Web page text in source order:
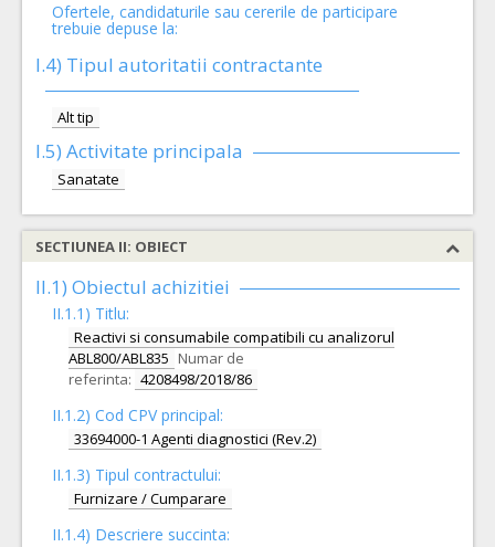
Ofertele, candidaturile sau cererile de participare
trebuie depuse la:
I.4) Tipul autoritatii contractante
Alt tip
I.5) Activitate principala
Sanatate
SECTIUNEA II: OBIECT
II.1) Obiectul achizitiei
II.1.1) Titlu:
Reactivi si consumabile compatibili cu analizorul
ABL800/ABL835 Numar de
referinta: 4208498/2018/86
II.1.2) Cod CPV principal:
33694000-1 Agenti diagnostici (Rev.2)
II.1.3) Tipul contractului:
Furnizare / Cumparare
II.1.4) Descriere succinta: